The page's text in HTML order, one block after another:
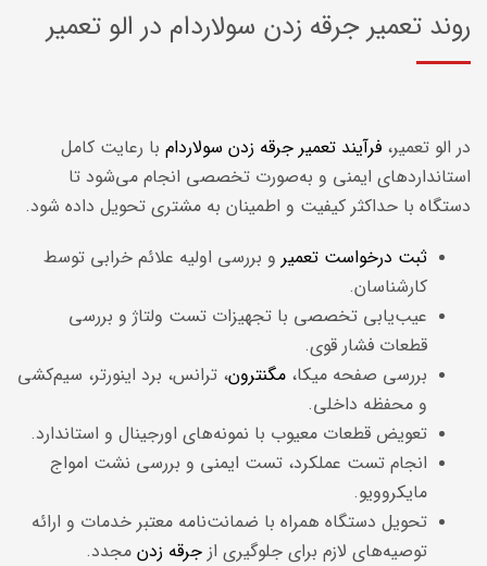
روند تعمیر جرقه زدن سولاردام در الو تعمیر
در الو تعمیر، فرآیند تعمیر جرقه زدن سولاردام با رعایت کامل
استانداردهای ایمنی و به‌صورت تخصصی انجام می‌شود تا
دستگاه با حداکثر کیفیت و اطمینان به مشتری تحویل داده شود.
ثبت درخواست تعمیر و بررسی اولیه علائم خرابی توسط
کارشناسان.
عیب‌یابی تخصصی با تجهیزات تست ولتاژ و بررسی
قطعات فشار قوی.
بررسی صفحه میکا، مگنترون، ترانس، برد اینورتر، سیم‌کشی
و محفظه داخلی.
تعویض قطعات معیوب با نمونه‌های اورجینال و استاندارد.
انجام تست عملکرد، تست ایمنی و بررسی نشت امواج
مایکروویو.
تحویل دستگاه همراه با ضمانت‌نامه معتبر خدمات و ارائه
توصیه‌های لازم برای جلوگیری از جرقه زدن مجدد.